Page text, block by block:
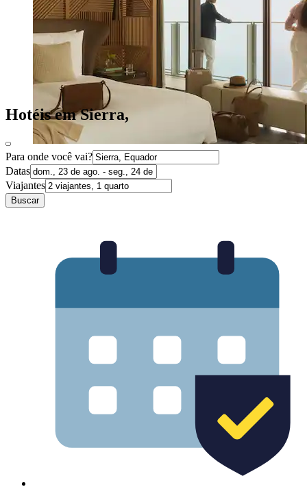
Hotéis em Sierra,
Para onde você vai?
Datas
Viajantes
Buscar